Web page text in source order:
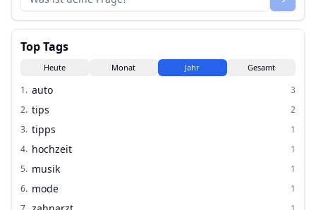
Top Tags
Heute Monat Jahr Gesamt
1. auto
3
2. tips
2
3. tipps
1
4. hochzeit
1
5. musik
1
6. mode
1